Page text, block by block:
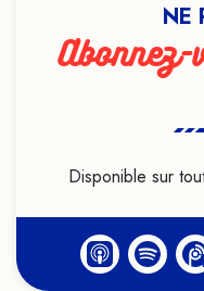
NE
Disponible sur